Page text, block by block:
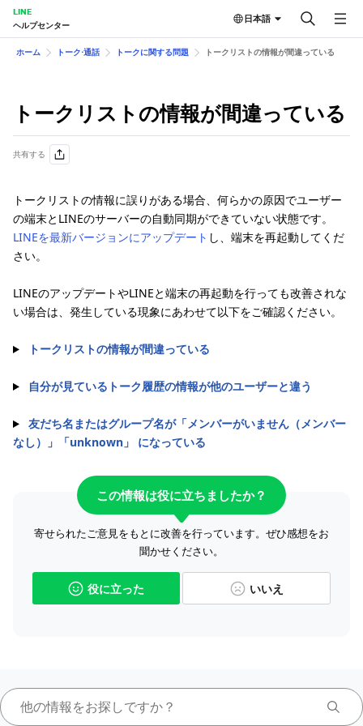
LINE
ヘルプセンター
日本語
ホーム トーク⋅通話 トークに関する問題 トークリストの情報が間違っている
トークリストの情報が間違っている
共有する
トークリストの情報に誤りがある場合、何らかの原因でユーザー
の端末とLINEのサーバーの自動同期ができていない状態です。
LINEを最新バージョンにアップデート し、端末を再起動してくだ
さい。
LINEのアップデートやLINEと端末の再起動を行っても改善されな
い場合は、発生している現象にあわせて以下をご確認ください。
トークリストの情報が間違っている
自分が見ているトーク履歴の情報が他のユーザーと違う
友だち名またはグループ名が「メンバーがいません（メンバー
なし）」「unknown」 になっている
この情報は役に立ちましたか？
寄せられたご意見をもとに改善を行っています。ぜひ感想をお
聞かせください。
役に立った いいえ